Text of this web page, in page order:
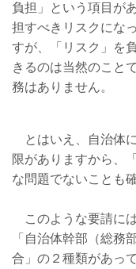
負担」という項目が
担すべきリスクにな
すが、「リスク」を
きるのは当然のこと
務はありません。
とはいえ、自治体
限がありますから、
な問題でないことも
このような要請に
「自治体幹部（総務
合」の２種類があっ